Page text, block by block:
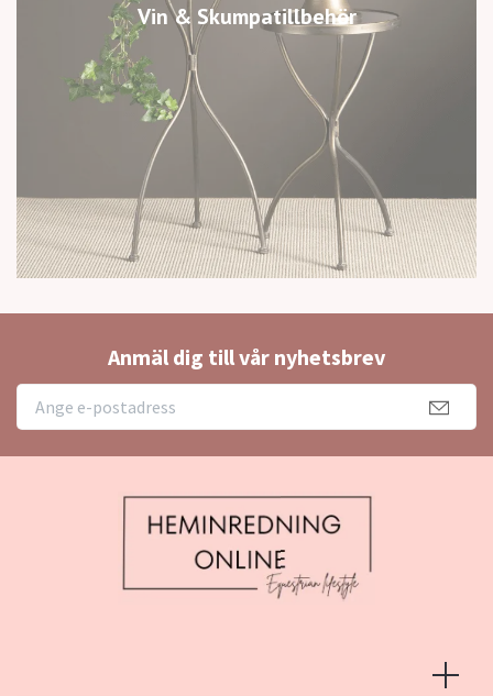
Vin & Skumpatillbehör
Anmäl dig till vår nyhetsbrev